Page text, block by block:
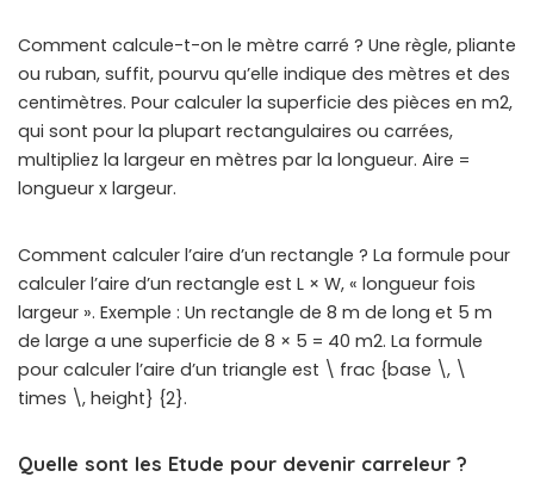
Comment calcule-t-on le mètre carré ? Une règle, pliante
ou ruban, suffit, pourvu qu’elle indique des mètres et des
centimètres. Pour calculer la superficie des pièces en m2,
qui sont pour la plupart rectangulaires ou carrées,
multipliez la largeur en mètres par la longueur. Aire =
longueur x largeur.
Comment calculer l’aire d’un rectangle ? La formule pour
calculer l’aire d’un rectangle est L × W, « longueur fois
largeur ». Exemple : Un rectangle de 8 m de long et 5 m
de large a une superficie de 8 × 5 = 40 m2. La formule
pour calculer l’aire d’un triangle est \ frac {base \, \
times \, height} {2}.
Quelle sont les Etude pour devenir carreleur ?